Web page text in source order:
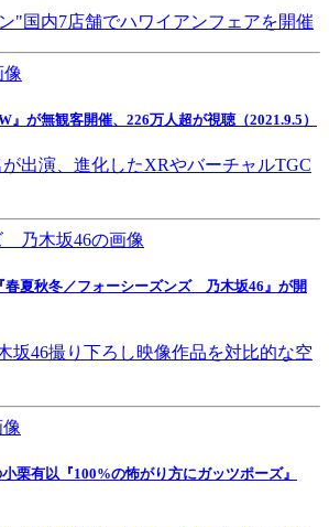
"国内7店舗でハワイアンフェアを開催
』が無観客開催、226万人超が視聴（2021.9.5）
出演、進化したXRやバーチャルTGC
春夏秋冬／フォーシーズンズ 乃木坂46』が開
坂46撮り下ろし映像作品を対比的な空
栗有以『100%の怖がり方にガッツポーズ』